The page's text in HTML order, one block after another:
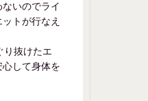
いのでライ
トが行なえ
り抜けたエ
して身体を